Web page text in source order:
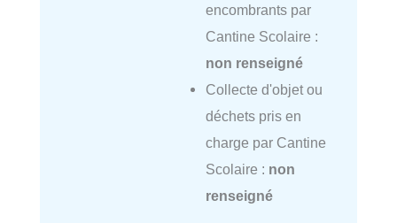
encombrants par
Cantine Scolaire :
non renseigné
Collecte d'objet ou
déchets pris en
charge par Cantine
Scolaire : non
renseigné